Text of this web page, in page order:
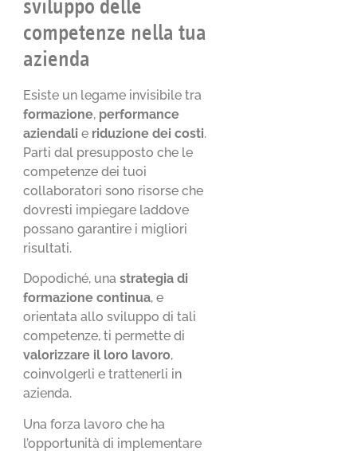
sviluppo delle
competenze nella tua
azienda
Esiste un legame invisibile tra
formazione, performance
aziendali e riduzione dei costi.
Parti dal presupposto che le
competenze dei tuoi
collaboratori sono risorse che
dovresti impiegare laddove
possano garantire i migliori
risultati.
Dopodiché, unastrategia di
formazione continua, e
orientata allo sviluppo di tali
competenze, ti permette di
valorizzare il loro lavoro,
coinvolgerli e trattenerli in
azienda.
Una forza lavoro che ha
l’opportunità di implementare